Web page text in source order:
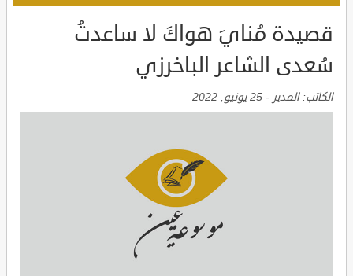
قصيدة مُنايَ هواكَ لا ساعدتُ
سُعدى الشاعر الباخرزي
الكاتب:المدير - 25 يونيو, 2022